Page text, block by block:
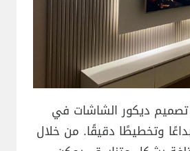
تصميم ديكور الشاشات في
وتخطيطًا دقيقًا. من خلال